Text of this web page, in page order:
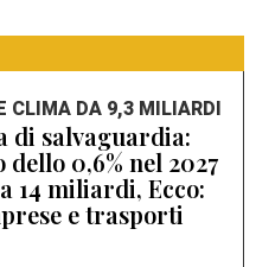
CLIMA DA 9,3 MILIARDI
di salvaguardia:
0,6% nel 2027
14 miliardi, Ecco:
e trasporti